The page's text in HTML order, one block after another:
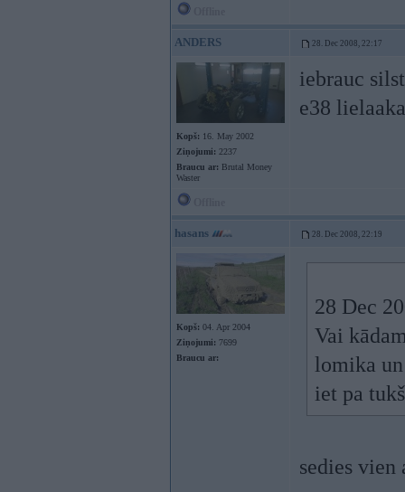
ANDERS 28. Dec 2008, 22:17
Kopš: 16. May 2002
Ziņojumi: 2237
Braucu ar: Brutal Money
Waster
iebrauc
e38
hasans 28. Dec 2008, 22:19
Kopš: 04. Apr 2004
Ziņojumi: 7699
Braucu ar:
28 Dec
Vai
lomika
iet pa
sedies vien